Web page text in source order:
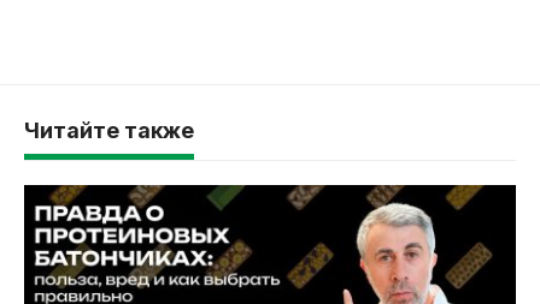
Читайте также